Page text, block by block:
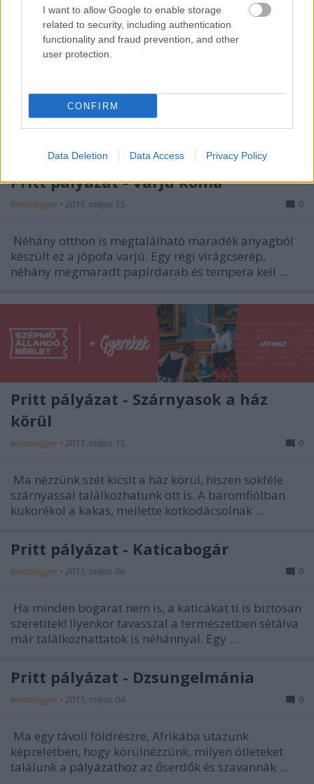
I want to allow Google to enable storage
related to security, including authentication
functionality and fraud prevention, and other
user protection.
CONFIRM
Data Deletion Data Access Privacy Policy
Pritt pályázat - Varjú koma
kreablogger • 2011. május 15. 0
Néhány otthon is megtalálható maradék anyagból
készült ez a jópofa varjú. Egy régi virágcserép,
néhány megmaradt papírdarab és tempera kell ...
Pritt pályázat - Szárnyasok a ház
körül
kreablogger • 2011. május 15. 0
Ma nézzünk szét kicsit a ház körül, hiszen sokféle
szárnyassal találkozhatunk ott is. A baromfiólban
kukorékol a kakas, mellette kotkodácsolnak ...
Pritt pályázat - Katicabogár
kreablogger • 2011. május 06. 0
Ha minden bogarat nem is, a katicákat ti is biztosan
szeretitek! Ilyenkor tavasszal a természetben sétálva
már találkozhattatok is néhánnyal. Egy ...
Pritt pályázat - Dzsungelmánia
kreablogger • 2011. május 04. 0
Ma egy távoli földrészre, Afrikába utazunk
képzeletben, hogy körülnézzünk, milyen ötleteket
találunk a pályázathoz az őserdők és szavannák ...